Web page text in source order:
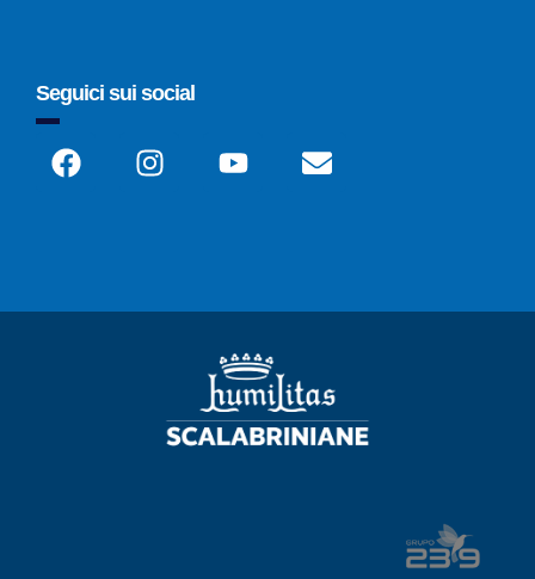
Seguici sui social